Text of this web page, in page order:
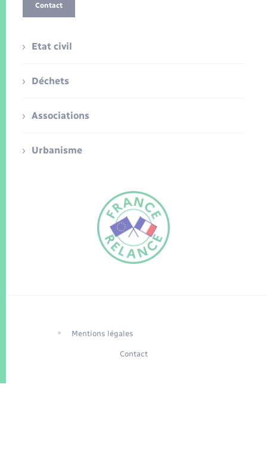
Contact
Etat civil
Déchets
Associations
Urbanisme
Mentions légales
Contact